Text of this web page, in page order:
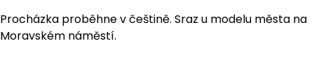
Procházka proběhne v češtině. Sraz u modelu města na
Moravském náměstí.